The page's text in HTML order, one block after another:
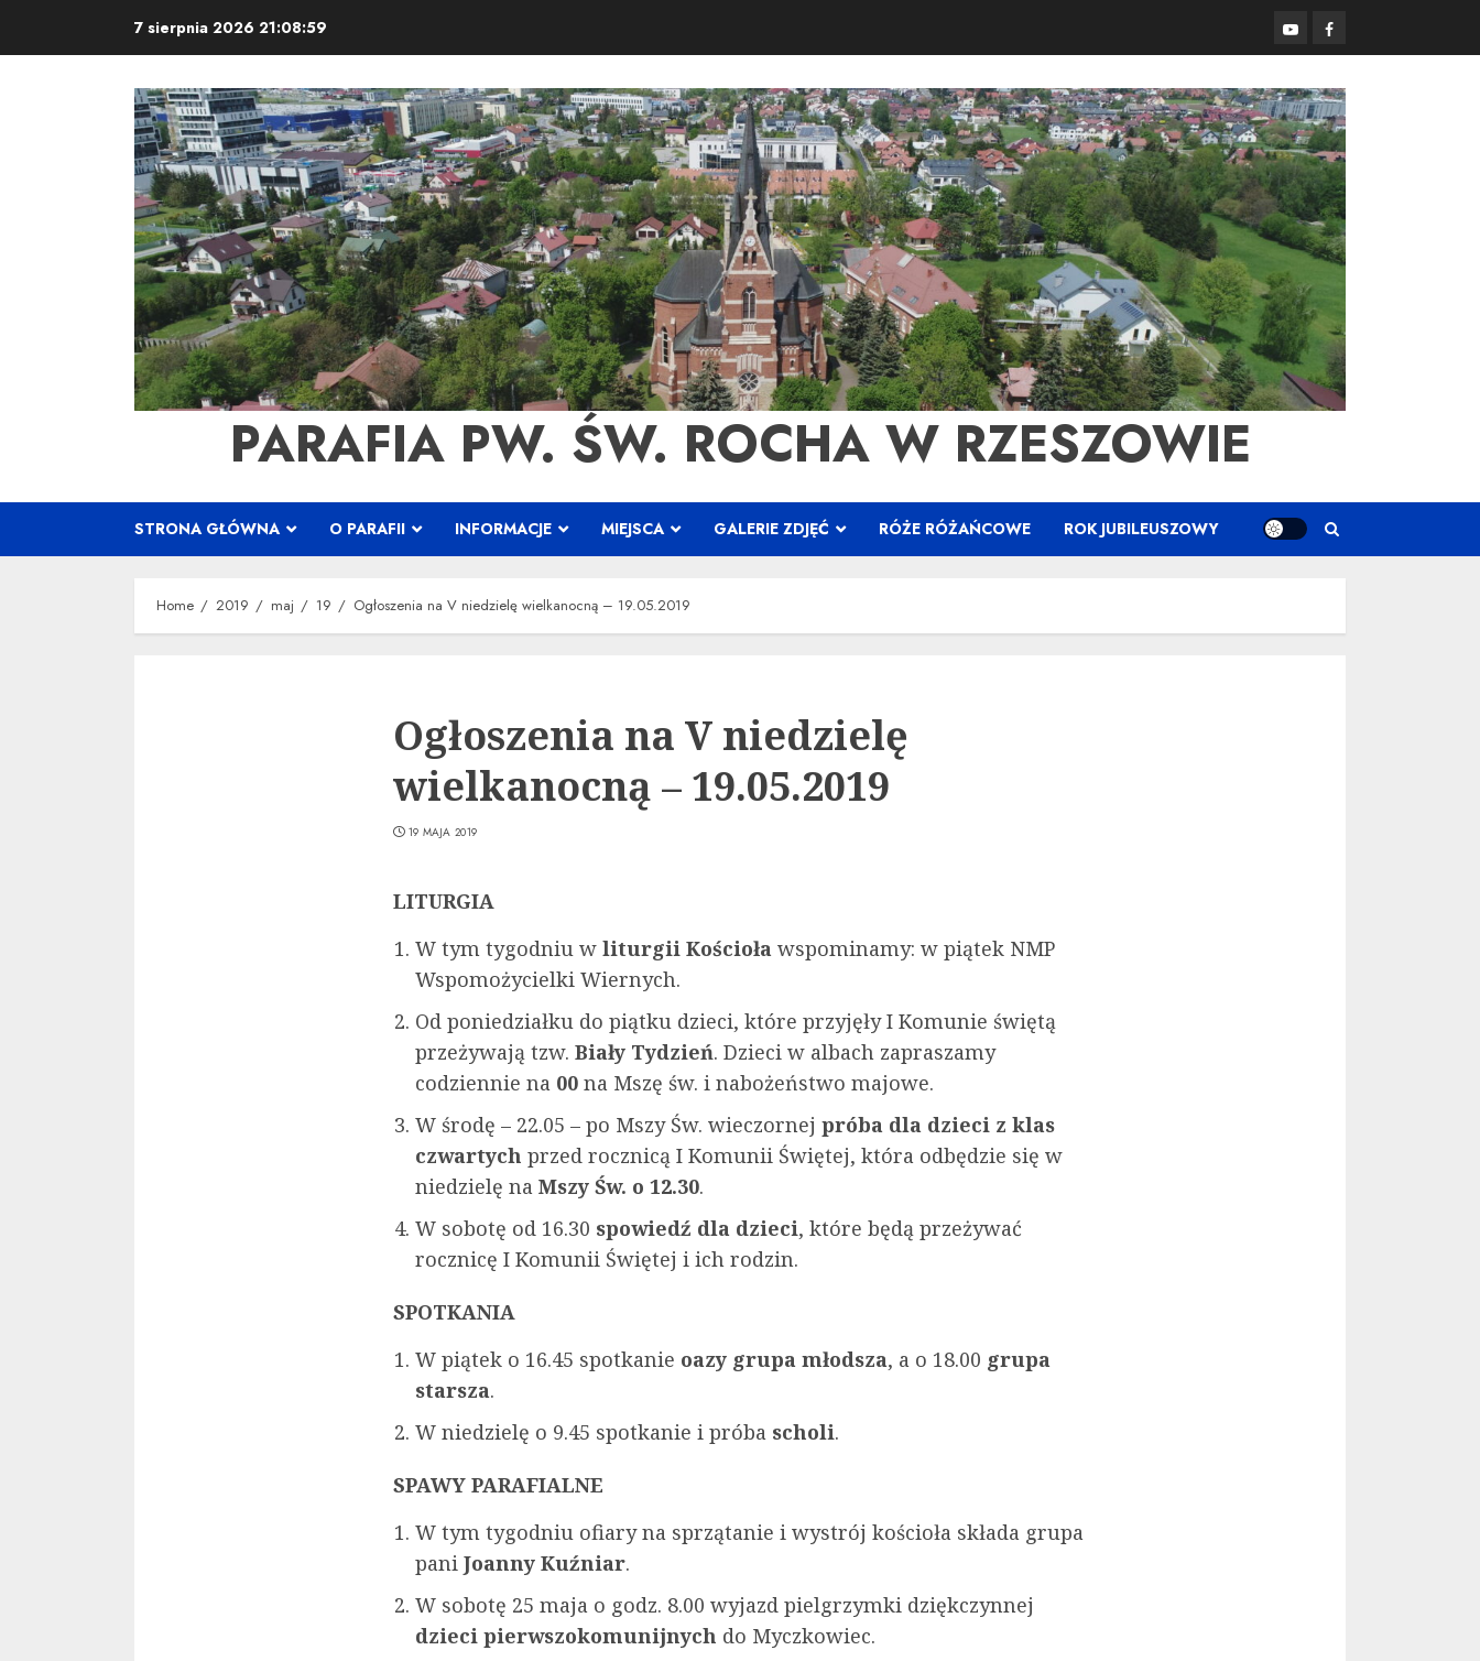
7 sierpnia 2026 21:09:00 YouTubeFacebook
PARAFIA PW. ŚW. ROCHA W RZESZOWIE
STRONA GŁÓWNA O PARAFII INFORMACJE MIEJSCA GALERIE ZDJĘĆ RÓŻE RÓŻAŃCOWE ROK JUBILEUSZOWY
Home 2019 maj 19 Ogłoszenia na V niedzielę wielkanocną – 19.05.2019
Ogłoszenia na V niedzielę
wielkanocną – 19.05.2019
19 MAJA 2019
LITURGIA
W tym tygodniu w liturgii Kościoła wspominamy: w piątek NMP
Wspomożycielki Wiernych.
Od poniedziałku do piątku dzieci, które przyjęły I Komunie świętą
przeżywają tzw. Biały Tydzień. Dzieci w albach zapraszamy
codziennie na 00 na Mszę św. i nabożeństwo majowe.
W środę – 22.05 – po Mszy Św. wieczornej próba dla dzieci z klas
czwartych przed rocznicą I Komunii Świętej, która odbędzie się w
niedzielę na Mszy Św. o 12.30.
W sobotę od 16.30 spowiedź dla dzieci, które będą przeżywać
rocznicę I Komunii Świętej i ich rodzin.
SPOTKANIA
W piątek o 16.45 spotkanie oazy grupa młodsza, a o 18.00 grupa
starsza.
W niedzielę o 9.45 spotkanie i próba scholi.
SPAWY PARAFIALNE
W tym tygodniu ofiary na sprzątanie i wystrój kościoła składa grupa
pani Joanny Kuźniar.
W sobotę 25 maja o godz. 8.00 wyjazd pielgrzymki dziękczynnej
dzieci pierwszokomunijnych do Myczkowiec.